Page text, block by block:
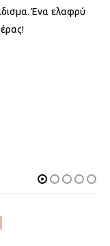
Ένα ελαφρύ